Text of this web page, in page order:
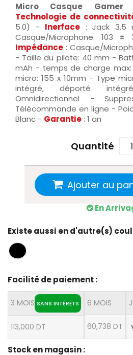
Micro Casque
Technologie de
5.0) - Inerface : Jack 3.5
Casque/Microphone: 103
Impédance : Casque/
- Taille du pilote: 40 mm -
mAh - temps de charge
micro: 155 x 10mm - Type
intégré, déporté
Omnidirectionnel -
Télécommande en ligne -
Blanc - Garantie : 1 an
Quantité
Ajouter au
En
Existe aussi en d'autre(s)
Facilité de paiement :
3 MOIS SANS INTÉRÊTS
113,000 DT
6 MOIS
60,738 DT
Stock en magasin :